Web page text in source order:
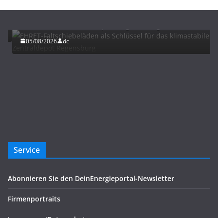
05/08/2026 dc
Service
Abonnieren Sie den DeinEnergieportal-Newsletter
Firmenportraits